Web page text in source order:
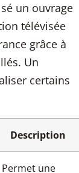
un ouvrage
télévisée
grâce à
Un
certains
Description
Permet une